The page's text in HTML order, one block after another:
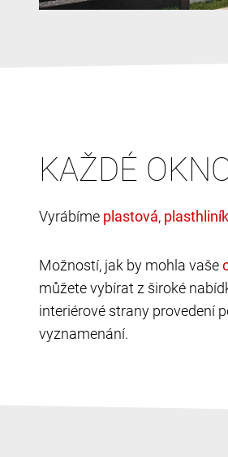
KAŽDÉ
Vyrábíme ,
Možností, jak by mohla vaše
můžete vybírat z široké
interiérové strany provedení
vyznamenání.